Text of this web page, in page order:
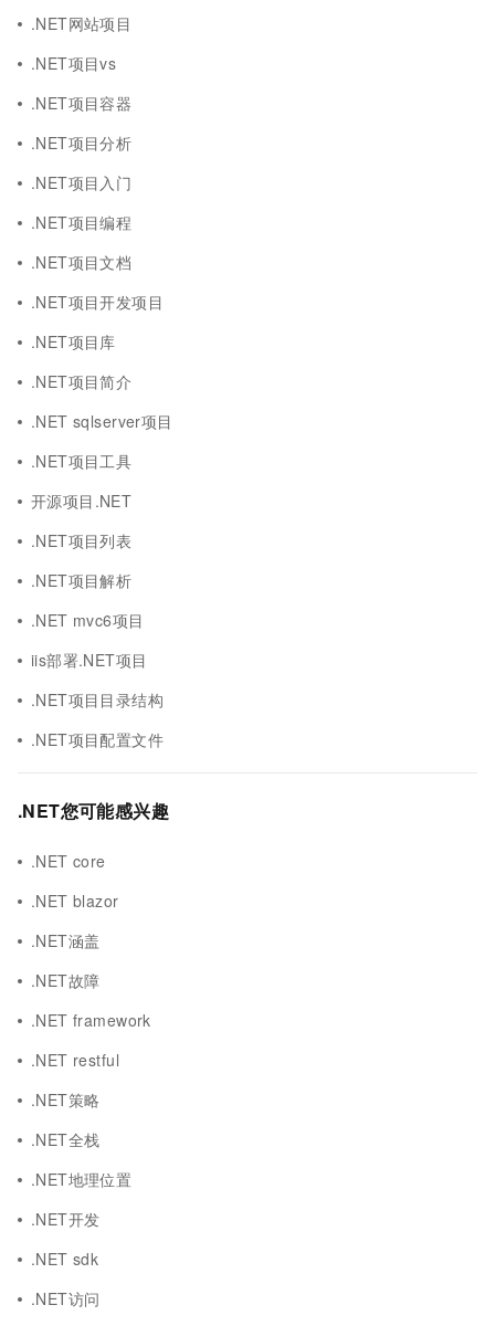
.NET网站项目
.NET项目vs
.NET项目容器
.NET项目分析
.NET项目入门
.NET项目编程
.NET项目文档
.NET项目开发项目
.NET项目库
.NET项目简介
.NET sqlserver项目
.NET项目工具
开源项目.NET
.NET项目列表
.NET项目解析
.NET mvc6项目
iis部署.NET项目
.NET项目目录结构
.NET项目配置文件
.NET您可能感兴趣
.NET core
.NET blazor
.NET涵盖
.NET故障
.NET framework
.NET restful
.NET策略
.NET全栈
.NET地理位置
.NET开发
.NET sdk
.NET访问